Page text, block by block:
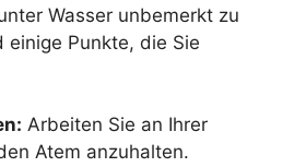
Wasser unbemerkt zu
einige Punkte, die Sie
Arbeiten Sie an Ihrer
Atem anzuhalten.